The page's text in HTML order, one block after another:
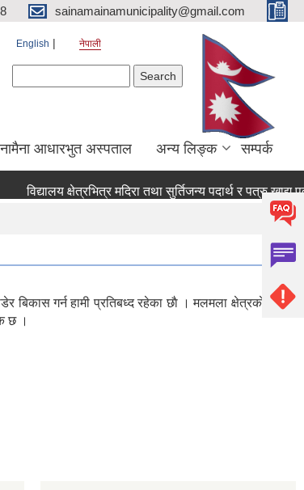
sainamainamunicipality@gmail.com
English नेपाली
आधारभुत अस्पताल अन्य लिङ्क सम्पर्क
विद्यालय क्षेत्रभित्र मदिरा तथा सुर्तिजन्य पदार्थ र पत्रु खाद्य
बिकास गर्न हामी प्रतिबध्द रहेका छाै । मलमला क्षेत्रकाे डि
छ ।